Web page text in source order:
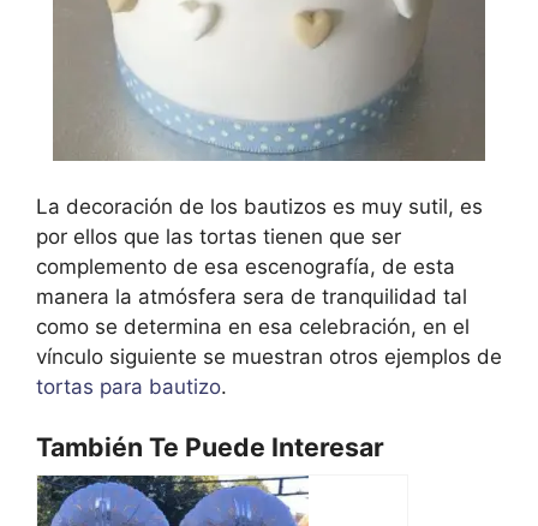
La decoración de los bautizos es muy sutil, es
por ellos que las tortas tienen que ser
complemento de esa escenografía, de esta
manera la atmósfera sera de tranquilidad tal
como se determina en esa celebración, en el
vínculo siguiente se muestran otros ejemplos de
tortas para bautizo.
También Te Puede Interesar